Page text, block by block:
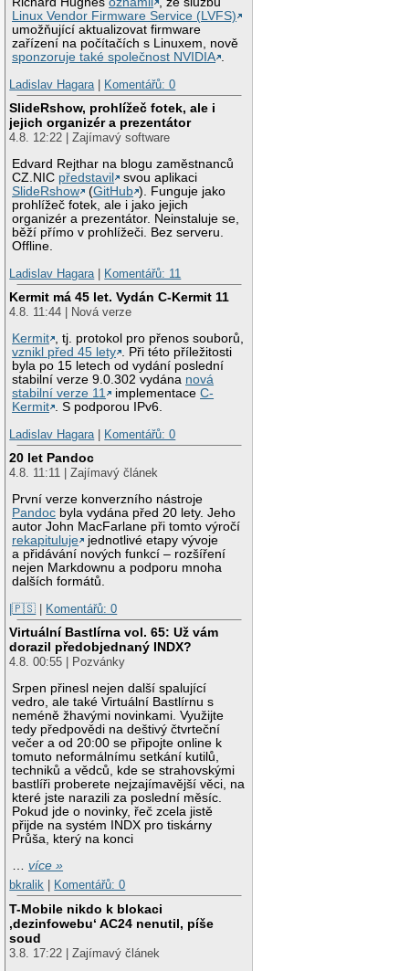
Linux Vendor Firmware Service (LVFS)
umožňující aktualizovat firmware
zařízení na počítačích s Linuxem, nově
sponzoruje také společnost NVIDIA .
Ladislav Hagara | Komentářů: 0
SlideRshow, prohlížeč fotek, ale i
jejich organizér a prezentátor
4.8. 12:22 | Zajímavý software
Edvard Rejthar na blogu zaměstnanců
CZ.NIC představil
svou aplikaci
SlideRshow
(GitHub ). Funguje jako
prohlížeč fotek, ale i jako jejich
organizér a prezentátor. Neinstaluje se,
běží přímo v prohlížeči. Bez serveru.
Offline.
Ladislav Hagara | Komentářů: 11
Kermit má 45 let. Vydán C-Kermit 11
4.8. 11:44 | Nová verze
Kermit , tj. protokol pro přenos souborů,
vznikl před 45 lety . Při této příležitosti
byla po 15 letech od vydání poslední
stabilní verze 9.0.302 vydána nová
stabilní verze 11
implementaceC-
Kermit . S podporou IPv6.
Ladislav Hagara | Komentářů: 0
20 let Pandoc
4.8. 11:11 | Zajímavý článek
První verze konverzního nástroje
Pandoc byla vydána před 20 lety. Jeho
autor John MacFarlane při tomto výročí
rekapituluje
jednotlivé etapy vývoje
a přidávání nových funkcí – rozšíření
nejen Markdownu a podporu mnoha
dalších formátů.
|🇵🇸 | Komentářů: 0
Virtuální Bastlírna vol. 65: Už vám
dorazil předobjednaný INDX?
4.8. 00:55 | Pozvánky
Srpen přinesl nejen další spalující
vedro, ale také Virtuální Bastlírnu s
neméně žhavými novinkami. Využijte
tedy předpovědi na deštivý čtvrteční
večer a od 20:00 se připojte online k
tomuto neformálnímu setkání kutilů,
techniků a vědců, kde se strahovskými
bastlíři proberete nejzajímavější věci, na
které jste narazili za poslední měsíc.
Pokud jde o novinky, řeč zcela jistě
přijde na systém INDX pro tiskárny
Průša, který na konci
…více »
bkralik
Komentářů: 0
T-Mobile nikdo k blokaci
‚dezinfowebu‘ AC24 nenutil, píše
soud
3.8. 17:22 | Zajímavý článek